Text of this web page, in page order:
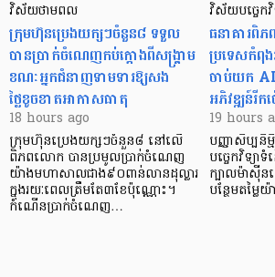
វិស័យថាមពល
ក្រុមហ៊ុនប្រេងយក្សៗចំនួន៨ ទទួល
បានប្រាក់ចំណេញកប់ក្តោងពីសង្គ្រាម
ខណៈអ្នកជំនាញទាមទារឱ្យសង
ថ្លៃខូចខាតអាកាសធាតុ
18 hours ago
ក្រុមហ៊ុនប្រេងយក្សៗចំនួន៨ នៅលើ
ពិភពលោក បានប្រមូលប្រាក់ចំណេញ
យ៉ាងមហាសាលជាង៩០ពាន់លានដុល្លារ
ក្នុងរយៈពេលត្រឹមតែ៣ខែប៉ុណ្ណោះ។
កំណើនប្រាក់ចំណេញ…
វិស័យបច្ចេកវិ
ធនាគារពិ
ប្រទេសកំពុ
ចាប់យក AI
អភិវឌ្ឍន៍រី
19 hours
បញ្ញាសិប្បនិ
បច្ចេកវិទ្យា
ក្បាលម៉ាស៊ីន
បន្ថែមតម្